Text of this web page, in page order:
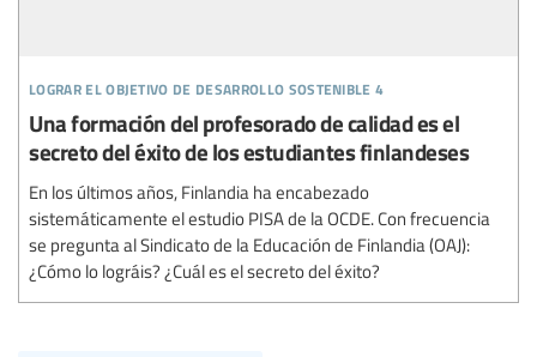
lograr el objetivo de desarrollo sostenible 4
Una formación del profesorado de calidad es el
secreto del éxito de los estudiantes finlandeses
En los últimos años, Finlandia ha encabezado
sistemáticamente el estudio PISA de la OCDE. Con frecuencia
se pregunta al Sindicato de la Educación de Finlandia (OAJ):
¿Cómo lo lográis? ¿Cuál es el secreto del éxito?